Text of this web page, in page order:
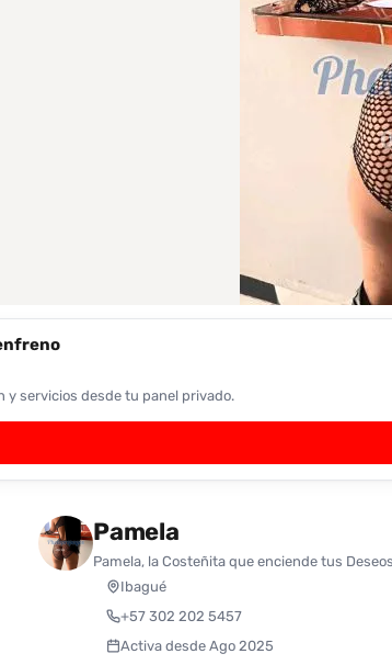
servicios desde tu panel privado.
Pamela
Pamela, la Costeñita que enciende tus Deseos
Ibagué
+57 302 202 5457
Activa desde Ago 2025